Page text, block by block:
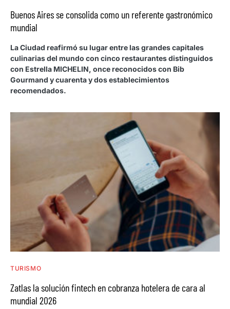
Buenos Aires se consolida como un referente gastronómico
mundial
La Ciudad reafirmó su lugar entre las grandes capitales
culinarias del mundo con cinco restaurantes distinguidos
con Estrella MICHELIN, once reconocidos con Bib
Gourmand y cuarenta y dos establecimientos
recomendados.
TURISMO
Zatlas la solución fintech en cobranza hotelera de cara al
mundial 2026